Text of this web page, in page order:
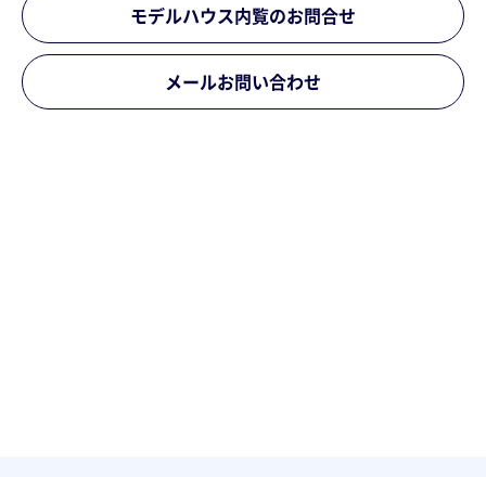
モデルハウス内覧のお問合せ
メールお問い合わせ